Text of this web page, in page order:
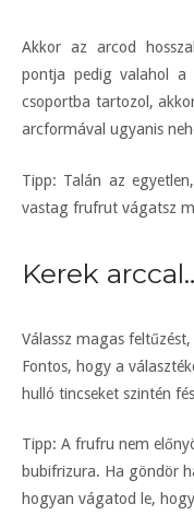
Akkor az arcod
pontja pedig valahol a
csoportba tartozol,
arcformával ugyanis
Tipp: Talán az
vastag frufrut vágatsz
Kerek
Válassz magas
Fontos, hogy a
hulló tincseket szintén
Tipp: A frufru nem
bubifrizura. Ha göndör
hogyan vágatod le,